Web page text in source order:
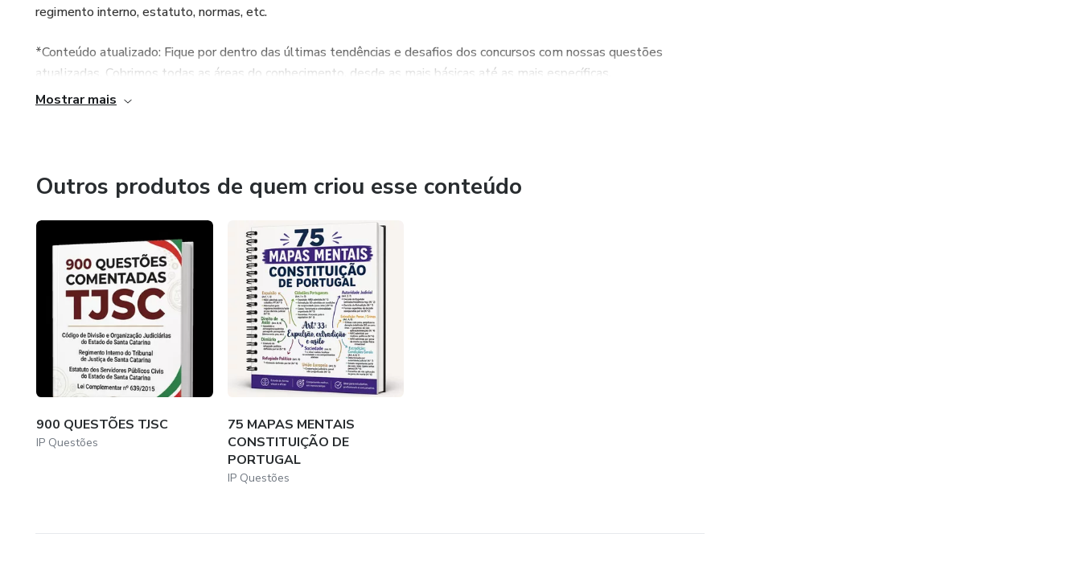
regimento interno, estatuto, normas, etc.
*Conteúdo atualizado: Fique por dentro das últimas tendências e desafios dos concursos com nossas questões
atualizadas. Cobrimos todas as áreas do conhecimento, desde as mais básicas até as mais específicas.
Mostrar mais
Outros produtos de quem criou esse conteúdo
900 QUESTÕES TJSC
IP Questões
75 MAPAS MENTAIS
CONSTITUIÇÃO DE
PORTUGAL
IP Questões